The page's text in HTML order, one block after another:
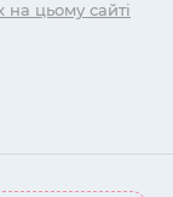
на цьому сайті